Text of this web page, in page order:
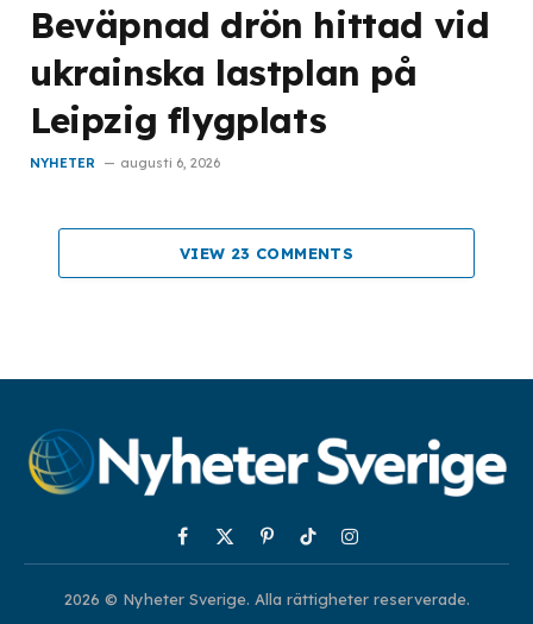
Beväpnad drön hittad vid
ukrainska lastplan på
Leipzig flygplats
NYHETER augusti 6, 2026
VIEW 23 COMMENTS
Facebook
X
PinterestTikTokInstagram
2026 © Nyheter Sverige. Alla rättigheter reserverade.